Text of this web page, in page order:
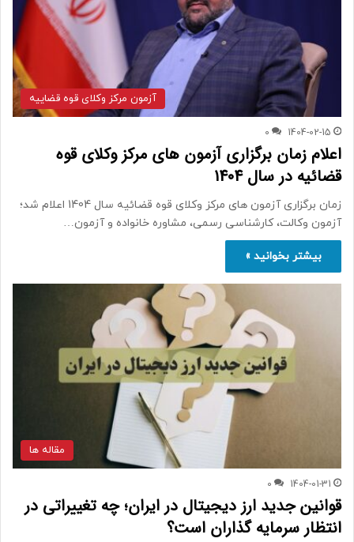
آزمون مرکز وکلای قوه قضاییه
1404-02-15
0
اعلام زمان برگزاری آزمون های مرکز وکلای قوه
قضائیه در سال 1404
زمان برگزاری آزمون های مرکز وکلای قوه قضائیه سال 1404 اعلام شد؛
آزمون وکالت، کارشناسی رسمی، مشاوره خانواده و آزمون…
بیشتر بخوانید »
مقاله ها
1404-01-31
0
قوانین جدید ارز دیجیتال در ایران؛ چه تغییراتی در
انتظار سرمایه گذاران است؟